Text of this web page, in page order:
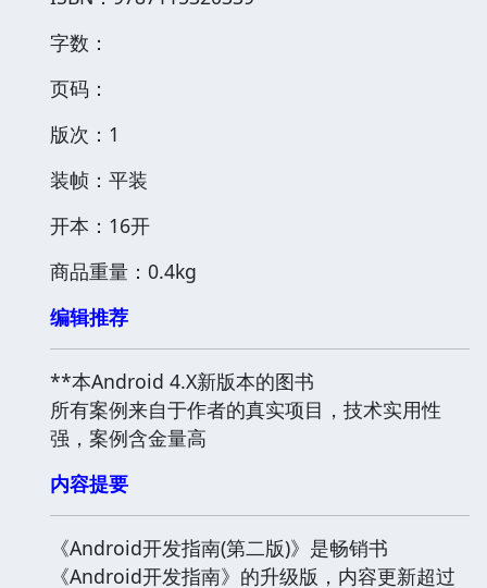
字数：
页码：
版次：1
装帧：平装
开本：16开
商品重量：0.4kg
编辑推荐
**本Android 4.X新版本的图书
所有案例来自于作者的真实项目，技术实用性
强，案例含金量高
内容提要
《Android开发指南(第二版)》是畅销书
《Android开发指南》的升级版，内容更新超过